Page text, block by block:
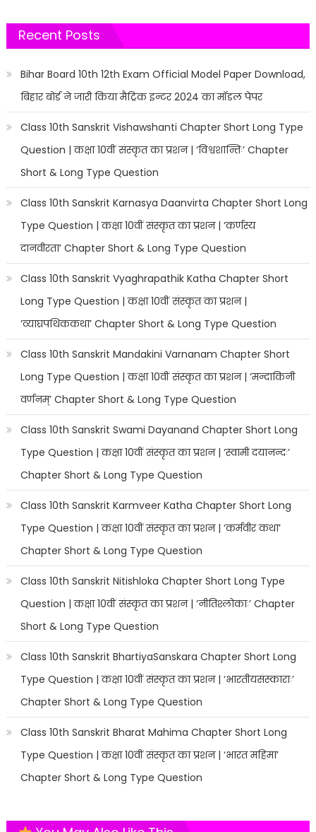
Recent Posts
Bihar Board 10th 12th Exam Official Model Paper Download,
बिहार बोर्ड ने जारी किया मैट्रिक इन्टर 2024 का मॉडल पेपर
Class 10th Sanskrit Vishawshanti Chapter Short Long Type
Question | कक्षा 10वीं संस्कृत का प्रशन | ‘विश्वशान्तिः’ Chapter
Short & Long Type Question
Class 10th Sanskrit Karnasya Daanvirta Chapter Short Long
Type Question | कक्षा 10वीं संस्कृत का प्रशन | ‘कर्णस्य
दानवीरता’ Chapter Short & Long Type Question
Class 10th Sanskrit Vyaghrapathik Katha Chapter Short
Long Type Question | कक्षा 10वीं संस्कृत का प्रशन |
‘व्याघ्रपथिककथा’ Chapter Short & Long Type Question
Class 10th Sanskrit Mandakini Varnanam Chapter Short
Long Type Question | कक्षा 10वीं संस्कृत का प्रशन | ‘मन्दाकिनी
वर्णनम्’ Chapter Short & Long Type Question
Class 10th Sanskrit Swami Dayanand Chapter Short Long
Type Question | कक्षा 10वीं संस्कृत का प्रशन | ‘स्वामी दयानन्दः’
Chapter Short & Long Type Question
Class 10th Sanskrit Karmveer Katha Chapter Short Long
Type Question | कक्षा 10वीं संस्कृत का प्रशन | ‘कर्मवीर कथा’
Chapter Short & Long Type Question
Class 10th Sanskrit Nitishloka Chapter Short Long Type
Question | कक्षा 10वीं संस्कृत का प्रशन | ‘नीतिश्लोकाः’ Chapter
Short & Long Type Question
Class 10th Sanskrit BhartiyaSanskara Chapter Short Long
Type Question | कक्षा 10वीं संस्कृत का प्रशन | ‘भारतीयसंस्काराः’
Chapter Short & Long Type Question
Class 10th Sanskrit Bharat Mahima Chapter Short Long
Type Question | कक्षा 10वीं संस्कृत का प्रशन | ‘भारत महिमा’
Chapter Short & Long Type Question